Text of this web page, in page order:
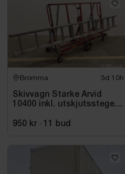
Bromma 3d 10h
Skivvagn Starke Arvid
10400 inkl. utskjutsstege
950 kr · 11 bud